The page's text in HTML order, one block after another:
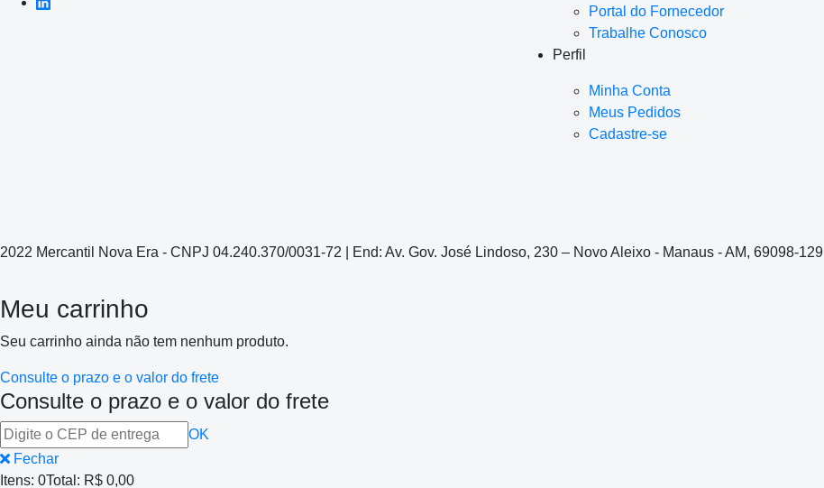
Portal do Fornecedor
Trabalhe Conosco
Perfil
Minha Conta
Meus Pedidos
Cadastre-se
2022 Mercantil Nova Era - CNPJ 04.240.370/0031-72 | End: Av. Gov. José Lindoso, 230 – Novo Aleixo - Manaus - AM, 69098-129
Meu carrinho
Seu carrinho ainda não tem nenhum produto.
Consulte o prazo e o valor do frete
Consulte o prazo e o valor do frete
OK
Fechar
Itens: 0Total: R$ 0,00